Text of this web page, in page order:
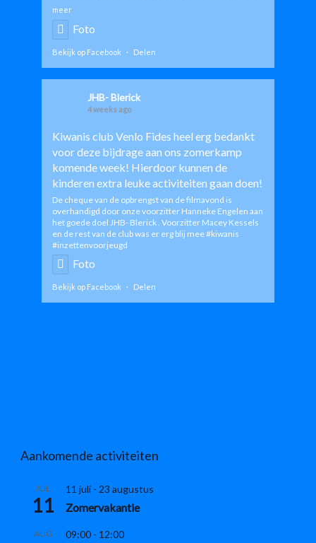
meer
Foto
Bekijk op Facebook · Delen
JHB- Blerick
4 weeks ago
Kiwanis club Venlo Fides heel erg bedankt
voor deze bijdrage aan ons zomerkamp
komende week! Hierdoor kunnen de
kinderen extra leuke activiteiten gaan doen!
De cheque van de opbrengst van de filmavond is
overhandigd door onze voorzitter Hanneke Engelen aan
het goede doel JHB- Blerick . Voorzitter Macey Kessels
en de rest van de club was er erg blij mee#kiwanis
#inzettenvoorjeugd
Foto
Bekijk op Facebook · Delen
Aankomende activiteiten
JUL
11
11 juli - 23 augustus
Zomervakantie
AUG 09:00 - 12:00